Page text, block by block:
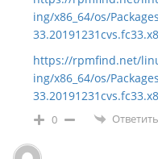
ing/x86_64/os/
https://rpmfind.net/
ing/x86_64/os/
0 Ответить